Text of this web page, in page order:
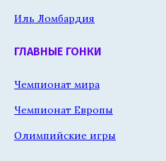
Иль Ломбардия
ГЛАВНЫЕ ГОНКИ
Чемпионат мира
Чемпионат Европы
Олимпийские игры